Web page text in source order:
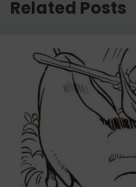
Related Posts